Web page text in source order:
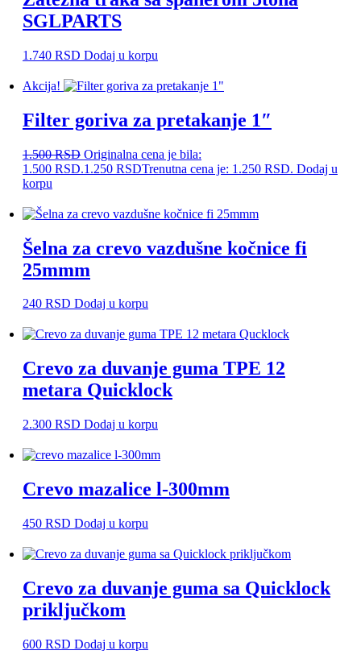
SGLPARTS
1.740 RSD Dodaj u korpu
Akcija!
Filter goriva za pretakanje 1″
1.500RSD Originalna cena je bila:
1.500 RSD.1.250 RSDTrenutna cena je: 1.250 RSD. Dodaj u
korpu
Šelna za crevo vazdušne kočnice fi
25mmm
240 RSD Dodaj u korpu
Crevo za duvanje guma TPE 12
metara Quicklock
2.300 RSD Dodaj u korpu
Crevo mazalice l-300mm
450 RSD Dodaj u korpu
Crevo za duvanje guma sa Quicklock
priključkom
600 RSD Dodaj u korpu